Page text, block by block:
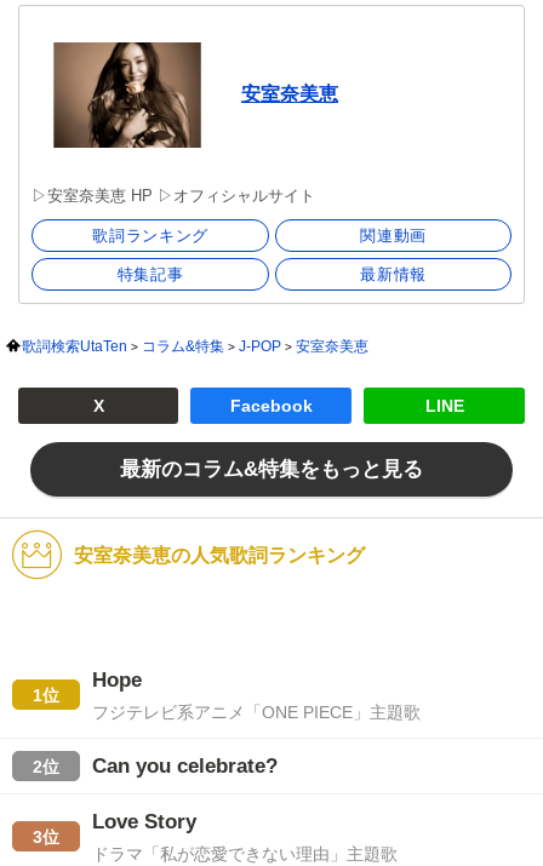
安室奈美恵
▷安室奈美恵 HP ▷オフィシャルサイト
歌詞ランキング 関連動画
特集記事 最新情報
歌詞検索UtaTen コラム&特集 J-POP 安室奈美恵
X Facebook LINE
最新のコラム&特集をもっと見る
安室奈美恵の人気歌詞ランキング
1位
Hope
フジテレビ系アニメ「ONE PIECE」主題歌
2位 Can you celebrate?
3位
Love Story
ドラマ「私が恋愛できない理由」主題歌